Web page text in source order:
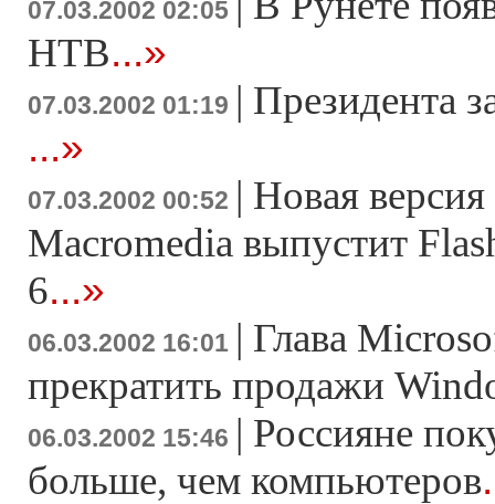
07.03.2002 02:05
НТВ...»
07.03.2002 01:19 | Президента
...»
07.03.2002 00:52 | Новая
Macromedia выпустит
6...»
06.03.2002 16:01 | Глава
прекратить продажи
06.03.2002 15:46 | Россияне
больше, чем компьютеров